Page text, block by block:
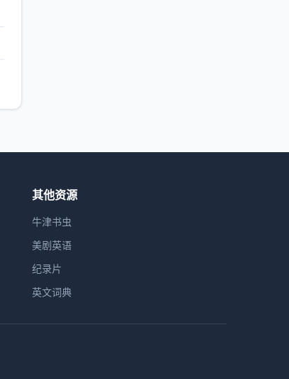
其他资源
牛津书虫
美剧英语
纪录片
英文词典